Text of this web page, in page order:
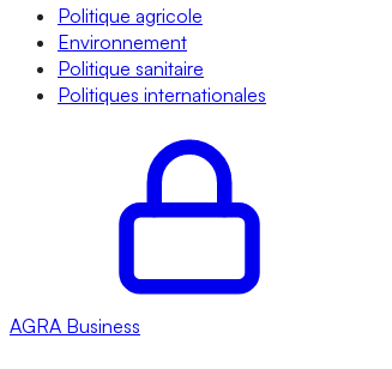
Politique agricole
Environnement
Politique sanitaire
Politiques internationales
AGRA Business